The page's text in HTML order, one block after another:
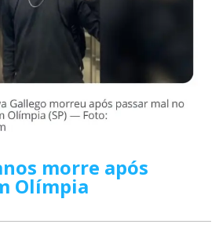
morre após
Olímpia